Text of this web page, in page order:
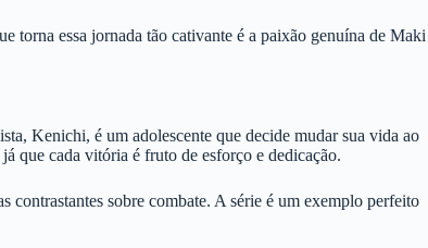
torna essa jornada tão cativante é a paixão genuína de Maki
Kenichi, é um adolescente que decide mudar sua vida ao
que cada vitória é fruto de esforço e dedicação.
sobre combate. A série é um exemplo perfeito